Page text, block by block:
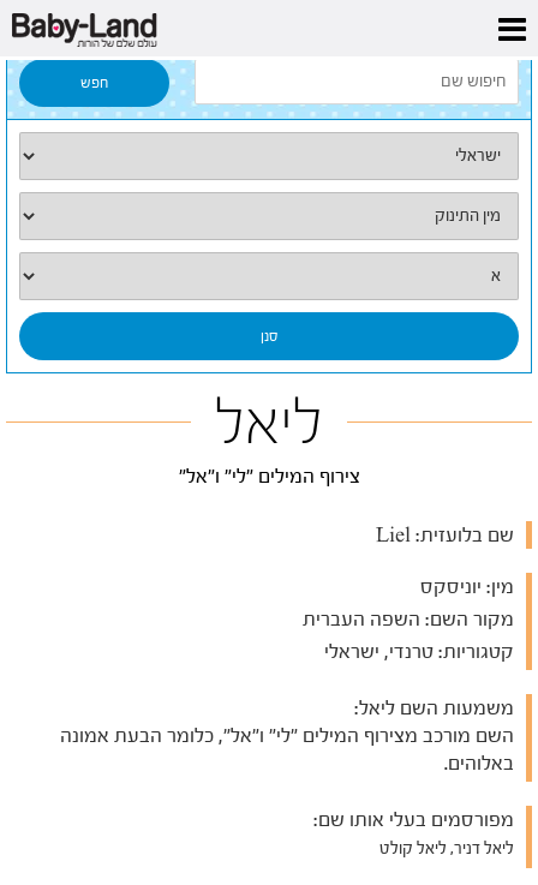
דף הבית
ליאל
צירוף המילים "לי" ו"אל"
שם בלועזית:
מין: יוניסקס
מקור השם: השפה העברית
קטגוריות: טרנדי, ישראלי
משמעות השם ליאל:
השם מורכב מצירוף המילים "לי" ו"אל", כלומר הבעת אמונה
באלוהים.
מפורסמים בעלי אותו שם:
ליאל דניר, ליאל קולט